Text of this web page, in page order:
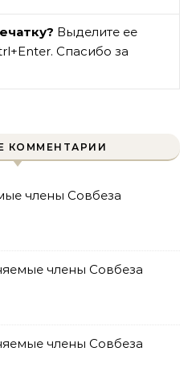
Выделите ее
Спасибо за
КОММЕНТАРИИ
члены Совбеза
члены Совбеза
члены Совбеза